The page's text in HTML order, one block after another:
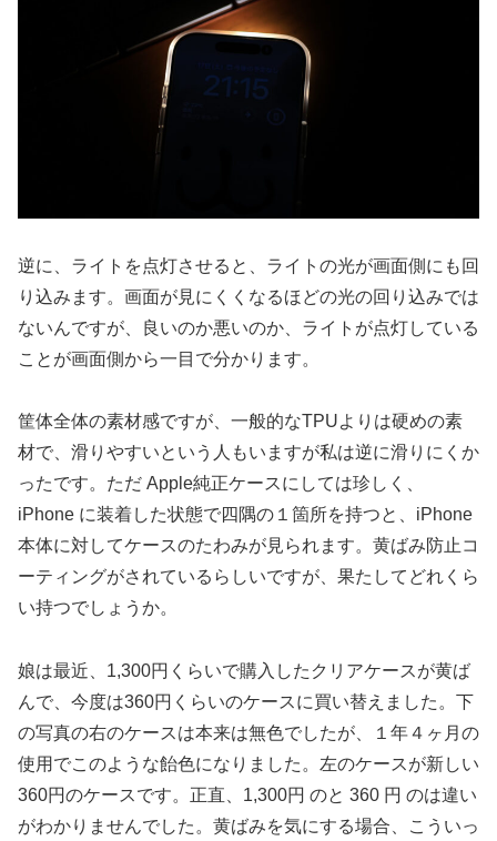
逆に、ライトを点灯させると、ライトの光が画面側にも回
り込みます。画面が見にくくなるほどの光の回り込みでは
ないんですが、良いのか悪いのか、ライトが点灯している
ことが画面側から一目で分かります。
筐体全体の素材感ですが、一般的なTPUよりは硬めの素
材で、滑りやすいという人もいますが私は逆に滑りにくか
ったです。ただ Apple純正ケースにしては珍しく、
iPhone に装着した状態で四隅の１箇所を持つと、iPhone
本体に対してケースのたわみが見られます。黄ばみ防止コ
ーティングがされているらしいですが、果たしてどれくら
い持つでしょうか。
娘は最近、1,300円くらいで購入したクリアケースが黄ば
んで、今度は360円くらいのケースに買い替えました。下
の写真の右のケースは本来は無色でしたが、１年４ヶ月の
使用でこのような飴色になりました。左のケースが新しい
360円のケースです。正直、1,300円 のと 360 円 のは違い
がわかりませんでした。黄ばみを気にする場合、こういっ